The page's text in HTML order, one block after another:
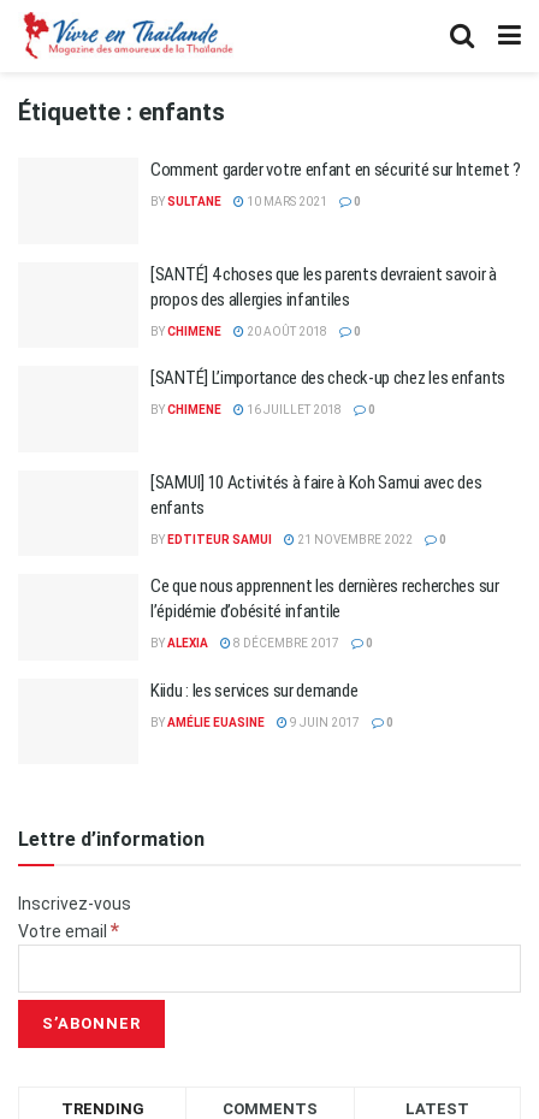
Étiquette : enfants
Comment garder votre enfant en sécurité sur Internet ?
BYSULTANE 10 MARS 2021 0
[SANTÉ] 4 choses que les parents devraient savoir à
propos des allergies infantiles
BYCHIMENE 20 AOÛT 2018 0
[SANTÉ] L’importance des check-up chez les enfants
BYCHIMENE 16 JUILLET 2018 0
[SAMUI] 10 Activités à faire à Koh Samui avec des
enfants
BY EDTITEUR SAMUI 21 NOVEMBRE 2022 0
Ce que nous apprennent les dernières recherches sur
l’épidémie d’obésité infantile
BYALEXIA 8 DÉCEMBRE 2017 0
Kiidu : les services sur demande
BYAMÉLIE EUASINE 9 JUIN 2017 0
Lettre d’information
Inscrivez-vous
Votre email *
TRENDING COMMENTS LATEST